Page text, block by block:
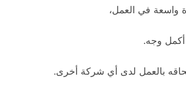
واسعة في العمل،
أكمل وجه.
بالعمل لدى أي شركة أخرى.